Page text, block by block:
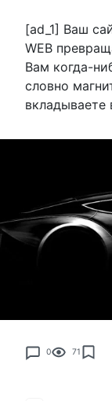
[ad_1] Ваш
WEB
Вам когда-
словно
вкладываете
0 71